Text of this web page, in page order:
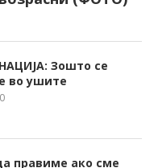
Зошто се
во ушите
правиме ако сме